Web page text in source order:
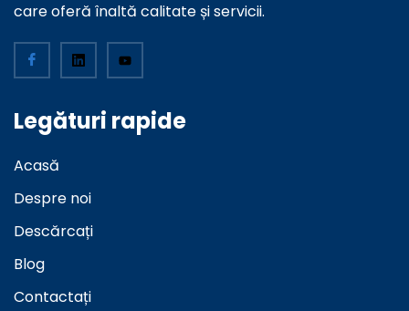
care oferă înaltă calitate și servicii.
Legături rapide
Acasă
Despre noi
Descărcați
Blog
Contactați